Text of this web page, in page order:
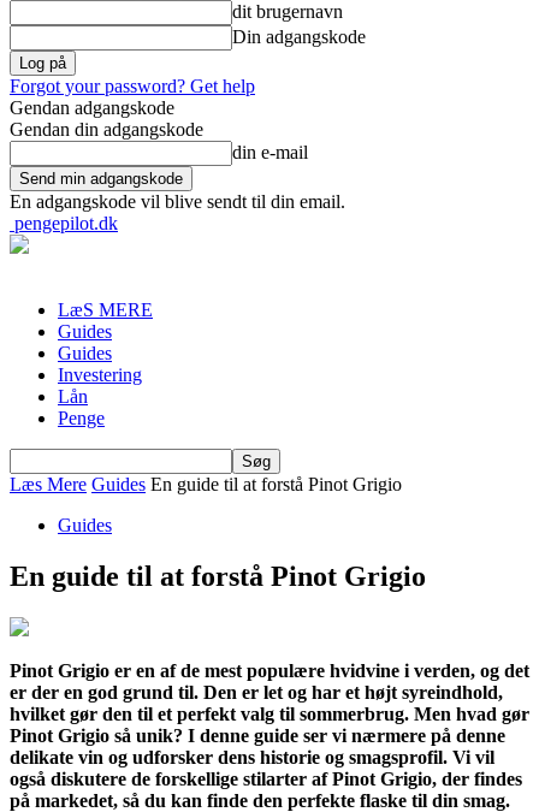
dit brugernavn
Din adgangskode
Forgot your password? Get help
Gendan adgangskode
Gendan din adgangskode
din e-mail
En adgangskode vil blive sendt til din email.
pengepilot.dk
LæS MERE
Guides
Guides
Investering
Lån
Penge
Læs Mere Guides En guide til at forstå Pinot Grigio
Guides
En guide til at forstå Pinot Grigio
Pinot Grigio er en af de mest populære hvidvine i verden, og det
er der en god grund til. Den er let og har et højt syreindhold,
hvilket gør den til et perfekt valg til sommerbrug. Men hvad gør
Pinot Grigio så unik? I denne guide ser vi nærmere på denne
delikate vin og udforsker dens historie og smagsprofil. Vi vil
også diskutere de forskellige stilarter af Pinot Grigio, der findes
på markedet, så du kan finde den perfekte flaske til din smag.